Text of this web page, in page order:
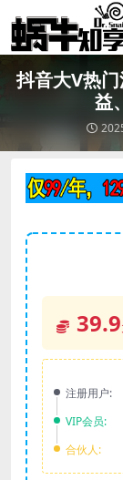
抖音大V热
益
39.9
注册用户:
VIP会员:
合伙人: